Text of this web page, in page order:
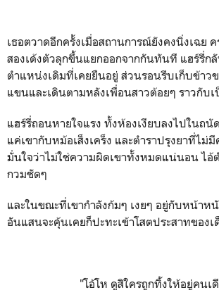
เธอตวาดอีกครั้งเมื่อสถานการณ์ยังคงนิ่งเฉย
สองเด้งตัวลุกขึ้นแยกออกจากกันทันที แฮร์รี่ก
ตำแหน่งเดิมที่เคยยืนอยู่ ส่วนรอนรีบเก็บข้าว
แขนและเดินตามหลังเพื่อนสาวต้อยๆ ราวกับ
แฮร์รี่ถอนหายใจแรง ทั้งห้องเงียบลงไปในถ
แค่เขากับหม้อเส็งเคร็ง และตำราปรุงยาที่ไม่
มั่นใจว่าไม่ใช่ความผิดเขาทั้งหมดแน่นอน ไอ้
กวมชัดๆ
และในขณะที่เขากำลังก้มๆ เงยๆ อยู่กับหน้าห
อันแสนจะคุ้นเคยก็ปะทะเข้าโสตประสาทของ
"โอ้โห ดูสิใครถูกทิ้งให้อยู่คนเ